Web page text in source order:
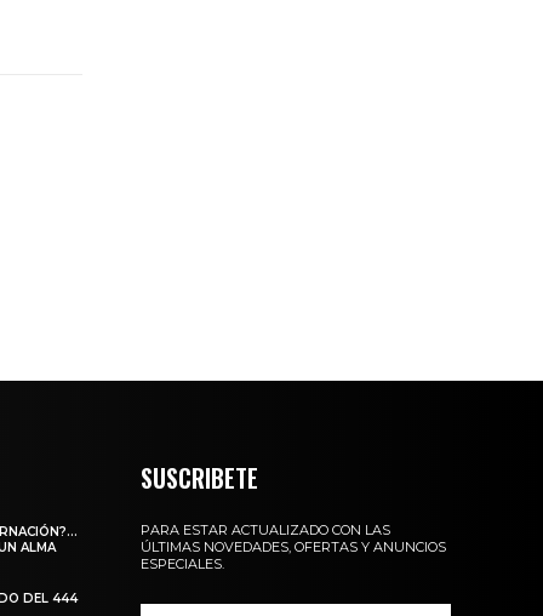
ALMA
DEL 444
SUSCRIBETE
PARA ESTAR ACTUALIZADO CON LAS
ÚLTIMAS NOVEDADES, OFERTAS Y ANUNCIOS
ESPECIALES.